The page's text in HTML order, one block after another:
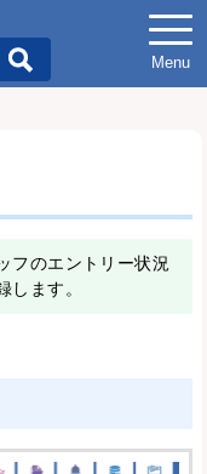
Menu
フのエントリー状況
します。